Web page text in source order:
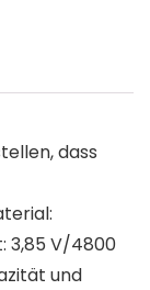
dass
3,85 V/4800
und